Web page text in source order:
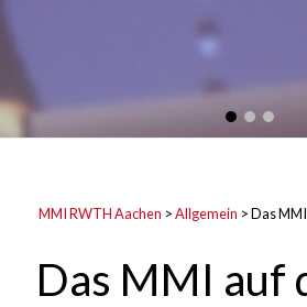
MMI RWTH Aachen >Allgemein >Das
Das MMI auf